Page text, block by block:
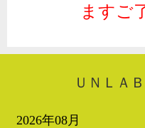
ますご
ＵＮＬＡ
2026年08月